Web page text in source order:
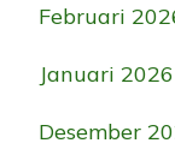
Februari
Januari 2026
Desember